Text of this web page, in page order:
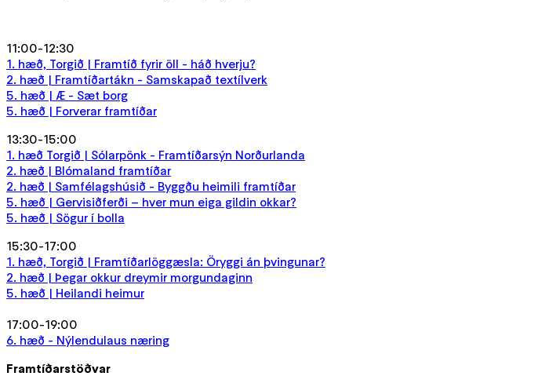
11:00-12:30
1. hæð, Torgið | Framtíð fyrir öll - háð hverju?
2. hæð | Framtíðartákn - Samskapað textílverk
5. hæð | Æ - Sæt borg
5. hæð | Forverar framtíðar
13:30-15:00
1. hæð Torgið | Sólarpönk - Framtíðarsýn Norðurlanda
2. hæð | Blómaland framtíðar
2. hæð | Samfélagshúsið - Byggðu heimili framtíðar
5. hæð | Gervisiðferði – hver mun eiga gildin okkar?
5. hæð | Sögur í bolla
15:30-17:00
1. hæð, Torgið | Framtíðarlöggæsla: Öryggi án þvingunar?
2. hæð | Þegar okkur dreymir morgundaginn
5. hæð | Heilandi heimur
17:00-19:00
6. hæð - Nýlendulaus næring
Framtíðarstöðvar